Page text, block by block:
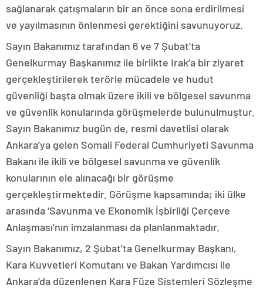
sağlanarak çatışmaların bir an önce sona erdirilmesi
ve yayılmasının önlenmesi gerektiğini savunuyoruz.
Sayın Bakanımız tarafından 6 ve 7 Şubat’ta
Genelkurmay Başkanımız ile birlikte Irak’a bir ziyaret
gerçekleştirilerek terörle mücadele ve hudut
güvenliği başta olmak üzere ikili ve bölgesel savunma
ve güvenlik konularında görüşmelerde bulunulmuştur.
Sayın Bakanımız bugün de, resmi davetlisi olarak
Ankara’ya gelen Somali Federal Cumhuriyeti Savunma
Bakanı ile ikili ve bölgesel savunma ve güvenlik
konularının ele alınacağı bir görüşme
gerçekleştirmektedir. Görüşme kapsamında; iki ülke
arasında ‘Savunma ve Ekonomik İşbirliği Çerçeve
Anlaşması’nın imzalanması da planlanmaktadır.
Sayın Bakanımız, 2 Şubat’ta Genelkurmay Başkanı,
Kara Kuvvetleri Komutanı ve Bakan Yardımcısı ile
Ankara’da düzenlenen Kara Füze Sistemleri Sözleşme